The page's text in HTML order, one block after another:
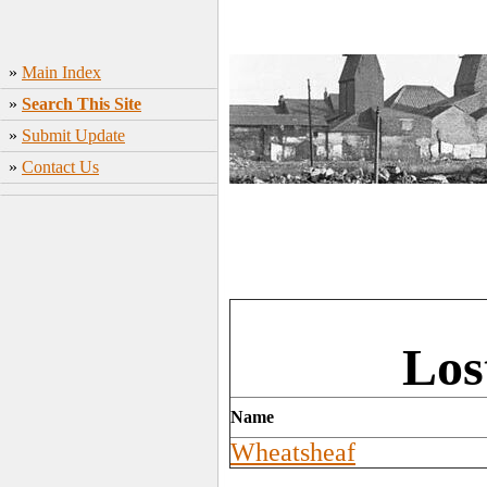
» Main Index
» Search This Site
» Submit Update
» Contact Us
Name
Wheatsheaf